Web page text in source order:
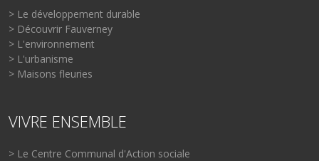
> Le développement durable
> Découvrir Fauverney
> L'environnement
> L'urbanisme
> Maisons fleuries
VIVRE ENSEMBLE
> Le Centre Communal d'Action sociale